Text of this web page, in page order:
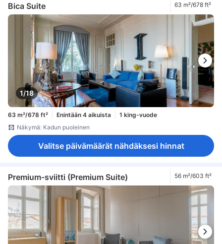
Bica Suite 63 m²/678 ft²
1/18
63 m²/678 ft² Enintään 4 aikuista
1 king-vuode
Näkymä: Kadun puoleinen
Valitse päivämäärät nähdäksesi hinnat
Premium-sviitti (Premium Suite) 56 m²/603 ft²